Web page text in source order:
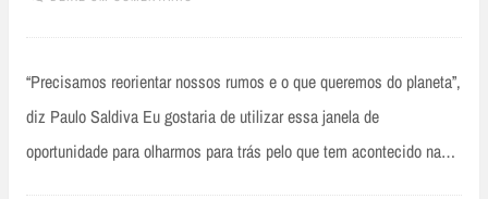
“Precisamos reorientar nossos rumos e o que queremos do planeta”,
diz Paulo Saldiva Eu gostaria de utilizar essa janela de
oportunidade para olharmos para trás pelo que tem acontecido na…